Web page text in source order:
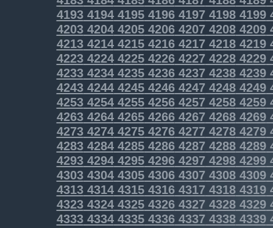
4193419441954196419741984199
4203420442054206420742084209
4213421442154216421742184219
4223422442254226422742284229
4233423442354236423742384239
4243424442454246424742484249
4253425442554256425742584259
4263426442654266426742684269
4273427442754276427742784279
4283428442854286428742884289
4293429442954296429742984299
4303430443054306430743084309
43134314431543164317 43184319
43234324432543264327 43284329
43334334433543364337 43384339